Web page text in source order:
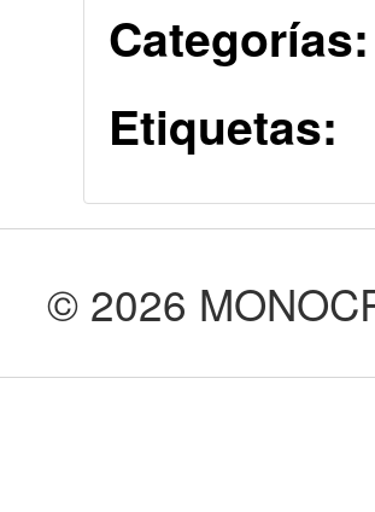
Categorías:
Etiquetas:
© 2026